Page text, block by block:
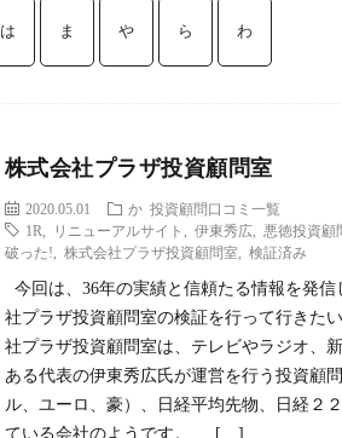
は ま や ら わ
株式会社プラザ投資顧問室
2020.05.01 か 投資顧問口コミ一覧
1R
リニューアルサイト 伊東秀広, 悪徳投資顧
破った!
株式会社プラザ投資顧問室 検証済み
今回は、36年の実績と信頼たる情報を発
社プラザ投資顧問室の検証を行って行き
社プラザ投資顧問室は、テレビやラジオ、
ある代表の伊東秀広氏が運営を行う投資顧
ル、ユーロ、豪）、日経平均先物、日経２
ている会社のようです。 […]